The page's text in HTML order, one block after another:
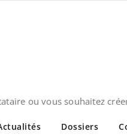
ou vous souhaitez
Dossiers